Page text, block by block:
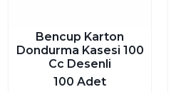
Bencup Karton
Dondurma Kasesi 100
Cc Desenli
100 Adet